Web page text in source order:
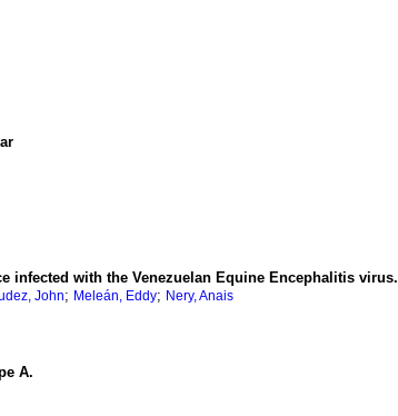
infected with the Venezuelan Equine Encephalitis virus.
John; Meleán, Eddy; Nery, Anais
A.